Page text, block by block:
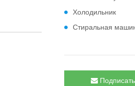
Холодильник
Стиральная